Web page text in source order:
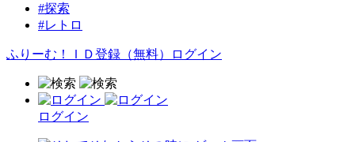
#探索
#レトロ
ふりーむ！ＩＤ登録（無料） ログイン
ログイン